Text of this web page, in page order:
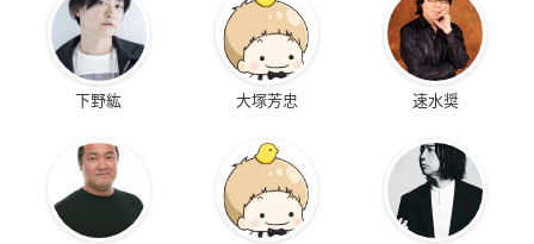
下野紘 大塚芳忠 速水奨